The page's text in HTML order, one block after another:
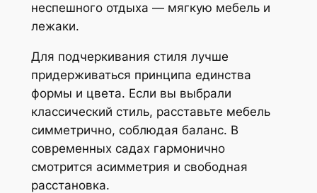
неспешного отдыха — мягкую мебель и
лежаки.
Для подчеркивания стиля лучше
придерживаться принципа единства
формы и цвета. Если вы выбрали
классический стиль, расставьте мебель
симметрично, соблюдая баланс. В
современных садах гармонично
смотрится асимметрия и свободная
расстановка.